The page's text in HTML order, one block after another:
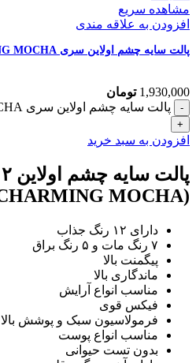
مشاهده سریع
افزودن به علاقه مندی
پالت سایه چشم اولاین سری CHARMING MOCHA
1,930,000 تومان
پالت سایه چشم اولاین سری CHARMING MOCHA عدد
افزودن به سبد خرید
(CHARMING MOCHA):
دارای ۱۲ رنگ جذاب
۷ رنگ مات و ۵ رنگ براق
پیگمنت بالا
ماندگاری بالا
مناسب انواع آرایش
فیکس قوی
فرمولاسیون سبک و پوشش بالا
مناسب انواع پوست
بدون تست حیوانی